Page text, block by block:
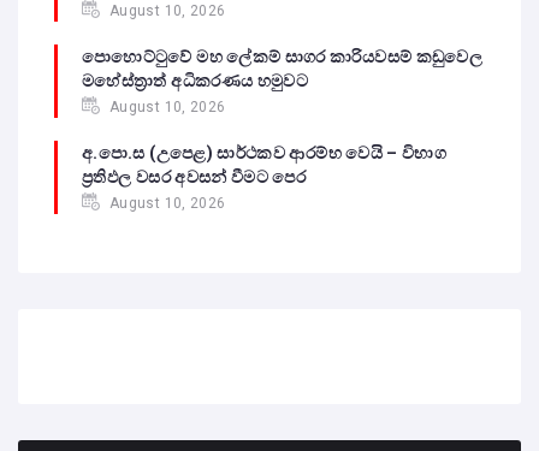
August 10, 2026
පොහොට්ටුවේ මහ ලේකම් සාගර කාරියවසම් කඩුවෙල
මහේස්ත්‍රාත් අධිකරණය හමුවට
August 10, 2026
අ.පො.ස (උපෙළ) සාර්ථකව ආරම්භ වෙයි – විභාග
ප්‍රතිඵල වසර අවසන් වීමට පෙර
August 10, 2026